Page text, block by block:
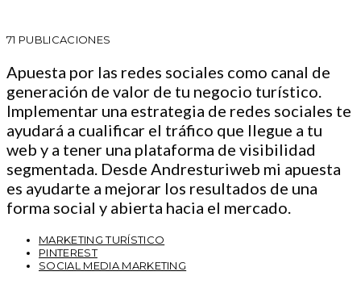
71 PUBLICACIONES
Apuesta por las redes sociales como canal de
generación de valor de tu negocio turístico.
Implementar una estrategia de redes sociales te
ayudará a cualificar el tráfico que llegue a tu
web y a tener una plataforma de visibilidad
segmentada. Desde Andresturiweb mi apuesta
es ayudarte a mejorar los resultados de una
forma social y abierta hacia el mercado.
MARKETING TURÍSTICO
PINTEREST
SOCIAL MEDIA MARKETING